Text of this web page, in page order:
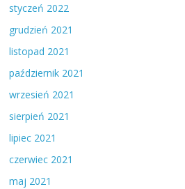
styczeń 2022
grudzień 2021
listopad 2021
październik 2021
wrzesień 2021
sierpień 2021
lipiec 2021
czerwiec 2021
maj 2021